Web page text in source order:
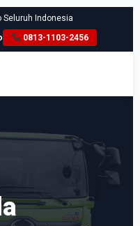
Seluruh Indonesia
0813-1103-2456